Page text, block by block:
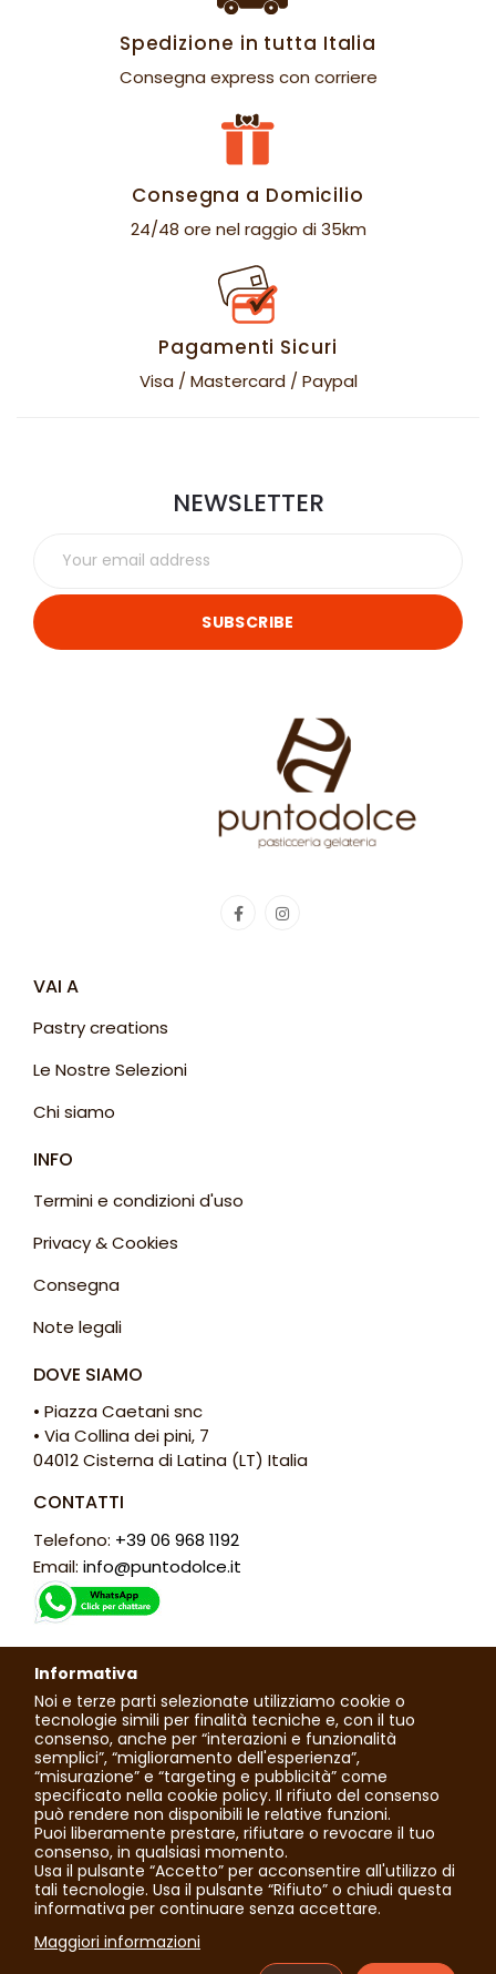
Spedizione in tutta Italia
Consegna express con corriere
Consegna a Domicilio
24/48 ore nel raggio di 35km
Pagamenti Sicuri
Visa / Mastercard / Paypal
NEWSLETTER
SUBSCRIBE
VAI A
Pastry creations
Le Nostre Selezioni
Chi siamo
INFO
Termini e condizioni d'uso
Privacy & Cookies
Consegna
Note legali
DOVE SIAMO
• Piazza Caetani snc
• Via Collina dei pini, 7
04012 Cisterna di Latina (LT) Italia
CONTATTI
Telefono: +39 06 968 1192
Email: info@puntodolce.it
ORARI
Lunedì: chiuso
Martedì - Sabato: 7:30 - 13:00 / 16:00 - 20:00
Domenica: 7:30 - 13:30
© 2023 Tutti i diritti riservati. Punto Dolce di Toti Roberta |
P.IVA: 02236630592
Informativa
Noi e terze parti selezionate utilizziamo cookie o
tecnologie simili per finalità tecniche e, con il tuo
consenso, anche per “interazioni e funzionalità
semplici”, “miglioramento dell'esperienza”,
“misurazione” e “targeting e pubblicità” come
specificato nella cookie policy. Il rifiuto del consenso
può rendere non disponibili le relative funzioni.
Puoi liberamente prestare, rifiutare o revocare il tuo
consenso, in qualsiasi momento.
Usa il pulsante “Accetto” per acconsentire all'utilizzo di
tali tecnologie. Usa il pulsante “Rifiuto” o chiudi questa
informativa per continuare senza accettare.
Maggiori informazioni